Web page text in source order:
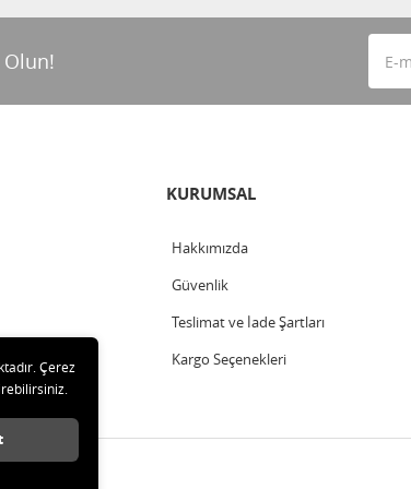
KURUMSAL
Hakkımızda
Güvenlik
Teslimat ve İade Şartları
Kargo Seçenekleri
saklıdır.
Çerez